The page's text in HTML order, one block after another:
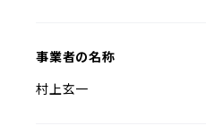
事業者の名称
村上玄一